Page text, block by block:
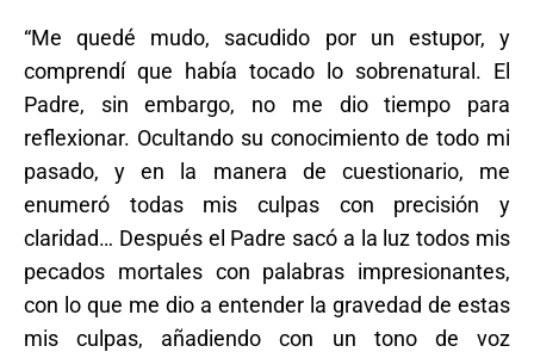
“Me quedé mudo, sacudido por un estupor, y
comprendí que había tocado lo sobrenatural. El
Padre, sin embargo, no me dio tiempo para
reflexionar. Ocultando su conocimiento de todo mi
pasado, y en la manera de cuestionario, me
enumeró todas mis culpas con precisión y
claridad… Después el Padre sacó a la luz todos mis
pecados mortales con palabras impresionantes,
con lo que me dio a entender la gravedad de estas
mis culpas, añadiendo con un tono de voz